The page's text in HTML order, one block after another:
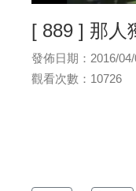
[ 889 ] 那人
發佈日期：2016/
觀看次數：10726